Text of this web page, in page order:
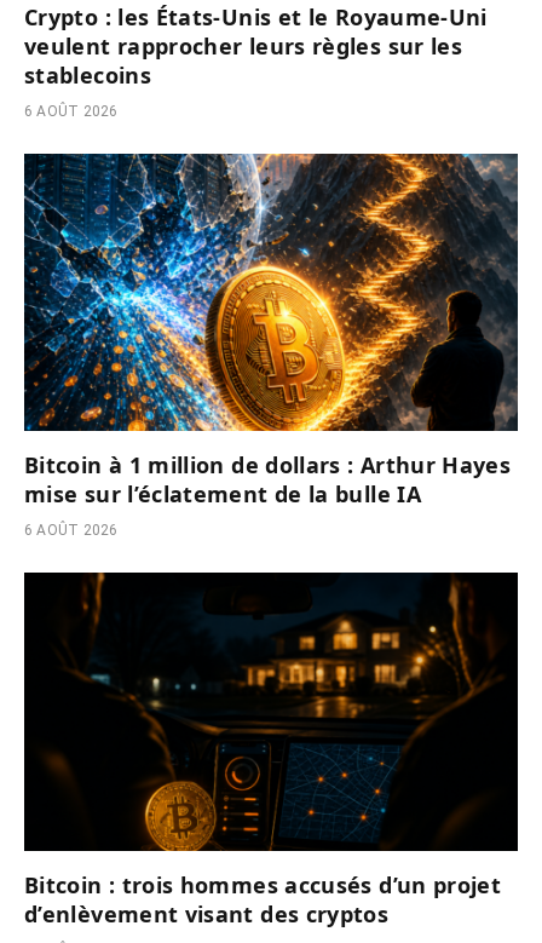
Crypto : les États-Unis et le Royaume-Uni
veulent rapprocher leurs règles sur les
stablecoins
6 AOÛT 2026
Bitcoin à 1 million de dollars : Arthur Hayes
mise sur l’éclatement de la bulle IA
6 AOÛT 2026
Bitcoin : trois hommes accusés d’un projet
d’enlèvement visant des cryptos